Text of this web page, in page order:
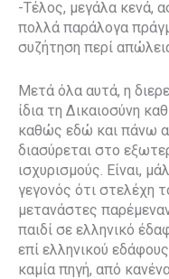
-Τέλος, μεγάλα κενά,
πολλά παράλογα
συζήτηση περί
Μετά όλα αυτά, η
ίδια τη Δικαιοσύνη
καθώς εδώ και πάνω
διασύρεται στο
ισχυρισμούς. Είναι,
γεγονός ότι στελέχη
μετανάστες
παιδί σε ελληνικό
επί ελληνικού
καμία πηγή, από